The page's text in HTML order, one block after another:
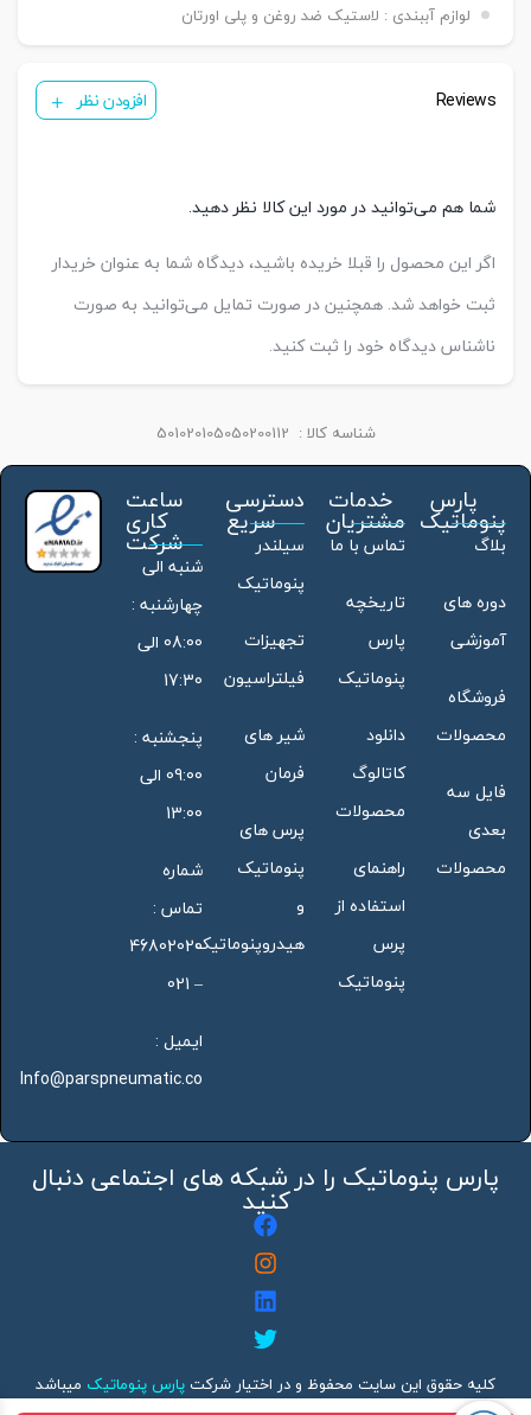
لوازم آببندی : لاستیک ضد روغن و پلی اورتان
Reviews افزودن نظر
شما هم می‌توانید در مورد این کالا نظر دهید.
اگر این محصول را قبلا خریده باشید، دیدگاه شما به عنوان خریدار
ثبت خواهد شد. همچنین در صورت تمایل می‌توانید به صورت
ناشناس دیدگاه خود را ثبت کنید.
شناسه کالا : 501020105050200112
پارس
پنوماتیک
بلاگ
دوره های
آموزشی
فروشگاه
محصولات
فایل سه
بعدی
محصولات
خدمات
مشتریان
تماس با ما
تاریخچه
پارس
پنوماتیک
دانلود
کاتالوگ
محصولات
راهنمای
استفاده از
پرس
پنوماتیک
دسترسی
سریع
سیلندر
پنوماتیک
تجهیزات
فیلتراسیون
شیر های
فرمان
پرس های
پنوماتیک
و
هیدروپنوماتیک
ساعت
کاری
شرکت
شنبه الی
چهارشنبه :
08:00 الی
17:30
پنجشنبه :
09:00 الی
13:00
شماره
تماس :
46802020
– 021
ایمیل :
Info@parspneumatic.co
پارس پنوماتیک را در شبکه های اجتماعی دنبال
کنید
کلیه حقوق این سایت محفوظ و در اختیار شرکتپارس پنوماتیک میباشد